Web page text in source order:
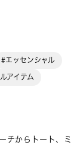
#エッセンシャル
アイテム
チからトート、ミ